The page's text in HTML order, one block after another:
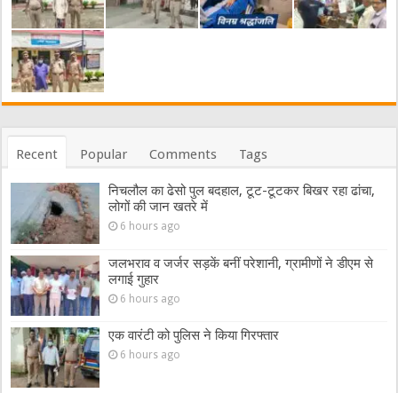
Recent Popular Comments Tags
निचलौल का ढेसो पुल बदहाल, टूट-टूटकर बिखर रहा ढांचा,
लोगों की जान खतरे में
6 hours ago
जलभराव व जर्जर सड़कें बनीं परेशानी, ग्रामीणों ने डीएम से
लगाई गुहार
6 hours ago
एक वारंटी को पुलिस ने किया गिरफ्तार
6 hours ago